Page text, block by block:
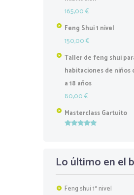
165,00€
Feng Shui 1 nivel
150,00€
Taller de feng shui
habitaciones de niños
a 18 años
80,00€
Masterclass Gartuito
Lo último en el
Feng shui 1º nivel